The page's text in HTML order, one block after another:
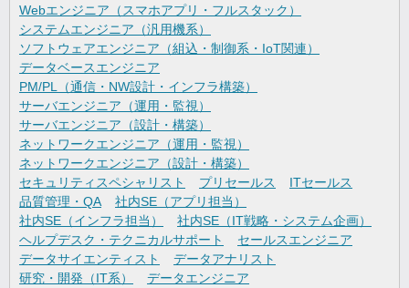
Webエンジニア（スマホアプリ・フルスタック）
システムエンジニア（汎用機系）
ソフトウェアエンジニア（組込・制御系・IoT関連）
データベースエンジニア
PM/PL（通信・NW設計・インフラ構築）
サーバエンジニア（運用・監視）
サーバエンジニア（設計・構築）
ネットワークエンジニア（運用・監視）
ネットワークエンジニア（設計・構築）
セキュリティスペシャリスト
プリセールス
ITセールス
品質管理・QA
社内SE（アプリ担当）
社内SE（インフラ担当）
社内SE（IT戦略・システム企画）
ヘルプデスク・テクニカルサポート
セールスエンジニア
データサイエンティスト
データアナリスト
研究・開発（IT系）
データエンジニア